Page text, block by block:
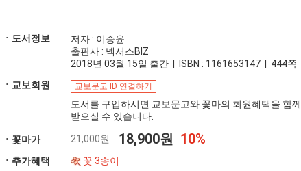
ㆍ도서정보
저자 : 이승윤
출판사 : 넥서스BIZ
2018년 03월 15일 출간 | ISBN : 1161653147 | 444쪽
ㆍ교보회원
교보문고 ID 연결하기
도서를 구입하시면 교보문고와 꽃마의 회원혜택을 함께
받으실 수 있습니다.
ㆍ꽃마가 21,000원 18,900원 10%
ㆍ추가혜택 꽃 3송이